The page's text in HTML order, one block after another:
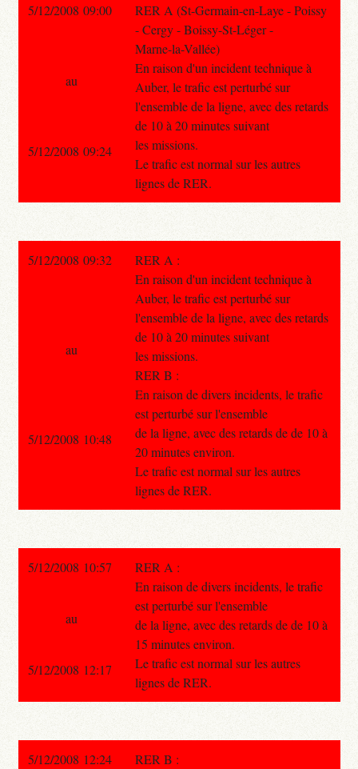
5/12/2008 09:00
RER A (St-Germain-en-Laye - Poissy
- Cergy - Boissy-St-Léger -
Marne-la-Vallée)
En raison d'un incident technique à
Auber, le trafic est perturbé sur
l'ensemble de la ligne, avec des retards
de 10 à 20 minutes suivant
les missions.
Le trafic est normal sur les autres
lignes de RER.
au
5/12/2008 09:24
5/12/2008 09:32
RER A :
En raison d'un incident technique à
Auber, le trafic est perturbé sur
l'ensemble de la ligne, avec des retards
de 10 à 20 minutes suivant
les missions.
RER B :
En raison de divers incidents, le trafic
est perturbé sur l'ensemble
de la ligne, avec des retards de de 10 à
20 minutes environ.
Le trafic est normal sur les autres
lignes de RER.
au
5/12/2008 10:48
5/12/2008 10:57
RER A :
En raison de divers incidents, le trafic
est perturbé sur l'ensemble
de la ligne, avec des retards de de 10 à
15 minutes environ.
Le trafic est normal sur les autres
lignes de RER.
au
5/12/2008 12:17
5/12/2008 12:24 RER B :